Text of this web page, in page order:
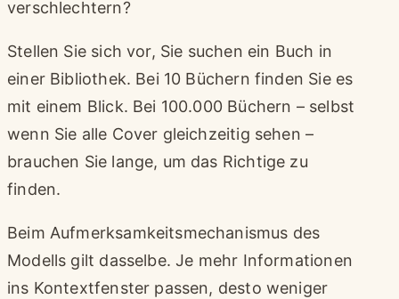
verschlechtern?
Stellen Sie sich vor, Sie suchen ein Buch in
einer Bibliothek. Bei 10 Büchern finden Sie es
mit einem Blick. Bei 100.000 Büchern – selbst
wenn Sie alle Cover gleichzeitig sehen –
brauchen Sie lange, um das Richtige zu
finden.
Beim Aufmerksamkeitsmechanismus des
Modells gilt dasselbe. Je mehr Informationen
ins Kontextfenster passen, desto weniger